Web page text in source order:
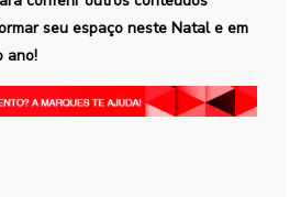
seu espaço neste Natal e em
ano!